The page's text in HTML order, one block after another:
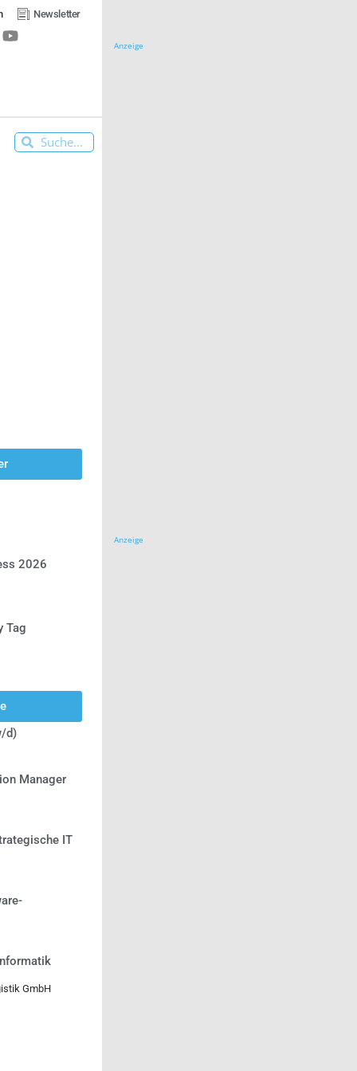
Newsletter
2026
Tag
d)
Manager
IT
GmbH
Anzeige
Anzeige